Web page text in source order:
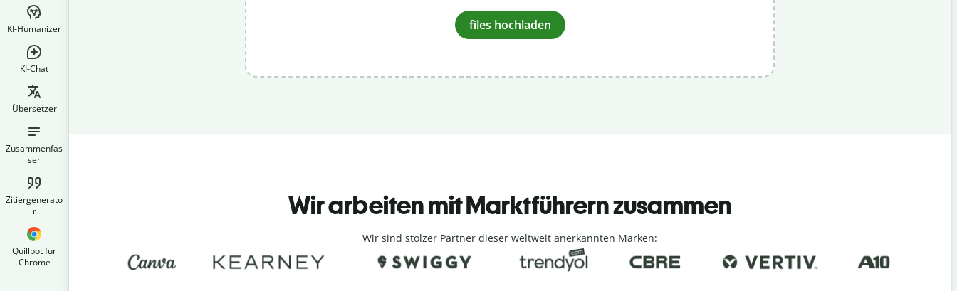
KI-Humanizer
KI-Chat
Übersetzer
Zusammenfas
ser
Zitiergenerato
r
Quillbot für
Chrome
files hochladen
Wir arbeiten mit Marktführern zusammen
Wir sind stolzer Partner dieser weltweit anerkannten Marken: